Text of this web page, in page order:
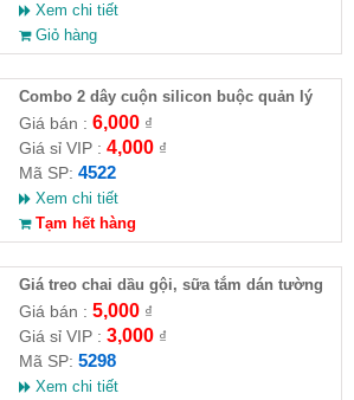
Xem chi tiết
Giỏ hàng
Combo 2 dây cuộn silicon buộc quản lý
dây cáp điện
Giá bán : 6,000₫
Giá sỉ VIP : 4,000₫
Mã SP: 4522
Xem chi tiết
Tạm hết hàng
Giá treo chai dầu gội, sữa tắm dán tường
Giá bán : 5,000₫
Giá sỉ VIP : 3,000₫
Mã SP: 5298
Xem chi tiết